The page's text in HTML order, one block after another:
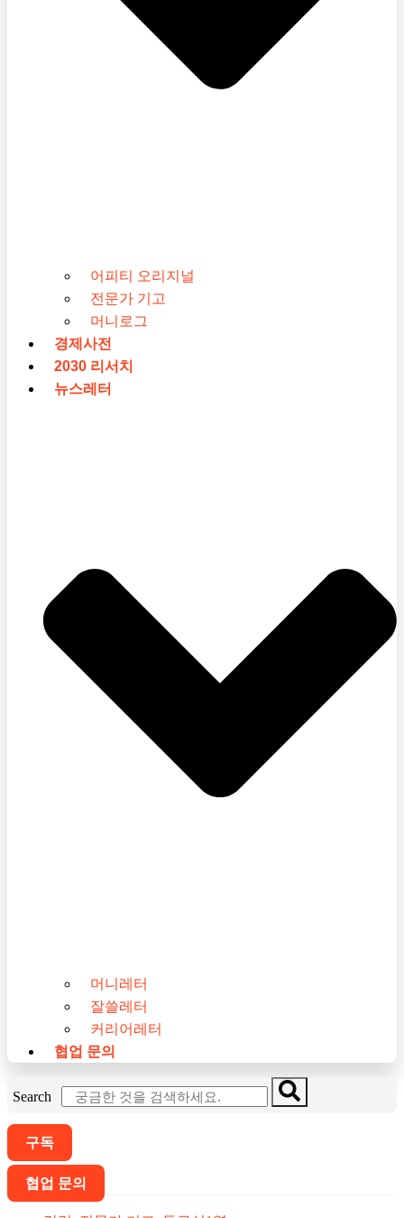
어피티 오리지널
전문가 기고
머니로그
경제사전
2030 리서치
뉴스레터
머니레터
잘쓸레터
커리어레터
협업 문의
Search
구독
협업 문의